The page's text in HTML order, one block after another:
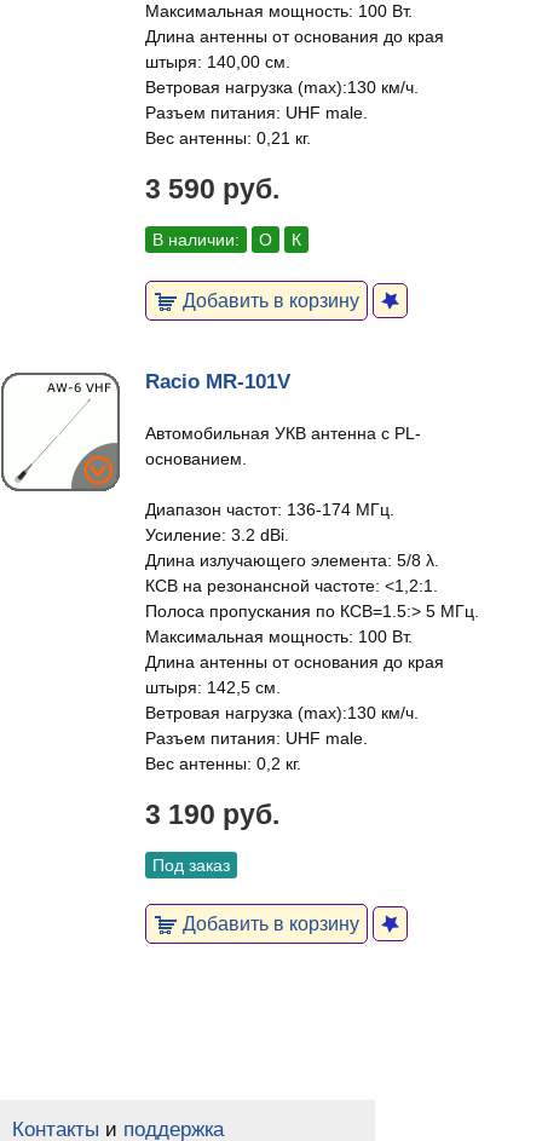
Максимальная мощность: 100 Вт.
Длина антенны от основания до края
штыря: 140,00 см.
Ветровая нагрузка (max):130 км/ч.
Разъем питания: UHF male.
Вес антенны: 0,21 кг.
3 590 руб.
В наличии: О К
Добавить в корзину
Racio MR-101V
Автомобильная УКВ антенна с PL-
основанием.
Диапазон частот: 136-174 МГц.
Усиление: 3.2 dBi.
Длина излучающего элемента: 5/8 λ.
КСВ на резонансной частоте: <1,2:1.
Полоса пропускания по КСВ=1.5:> 5 МГц.
Максимальная мощность: 100 Вт.
Длина антенны от основания до края
штыря: 142,5 см.
Ветровая нагрузка (max):130 км/ч.
Разъем питания: UHF male.
Вес антенны: 0,2 кг.
3 190 руб.
Под заказ
Добавить в корзину
Контакты и поддержка